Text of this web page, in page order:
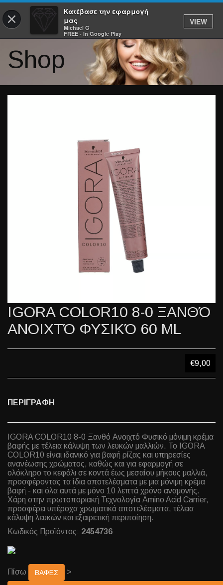
×
Κατέβασε την εφαρμογή
μας
Michael G
FREE - In Google Play
VIEW
Shop
IGORA COLOR10 8-0 ΞΑΝΘΌ
ΑΝΟΙΧΤΌ ΦΥΣΙΚΌ 60 ML
€9,00
ΠΕΡΙΓΡΑΦΗ
IGORA COLOR10 8-0 Ξανθό Ανοιχτό Φυσικό μόνιμη κρέμα
βαφής με τέλεια κάλυψη των λευκών μαλλιών. Το IGORA
COLOR10 είναι ιδανικό για βαφή ρίζας και υπηρεσίες
ανανέωσης χρώματος, καθώς και για εφαρμογή σε
ολόκληρο το κεφάλι σε κοντά έως μεσαίου μήκους μαλλιά,
προσφέροντας τα ίδια αποτελέσματα με μια μόνιμη κρέμα
βαφή - και όλα αυτά με μόνο 10 λεπτά χρόνο αναμονής.
Χάρη στην πρωτοποριακή Τεχνολογία Amino Acid Carrier,
προσφέρει υπέροχα χρωματικά αποτελέσματα, τέλεια
κάλυψη λευκών και εξαιρετική περιποίηση.
Κωδικός Προϊόντος: 2454736
Πίσω ΒΑΦΕΣ >